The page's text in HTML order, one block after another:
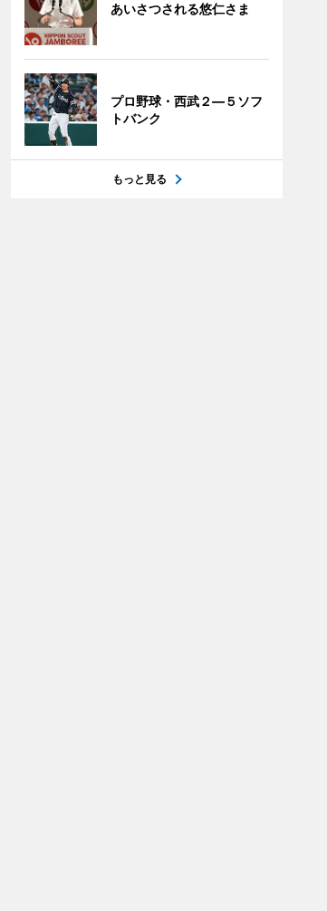
あいさつされる悠仁さま
プロ野球・西武２―５ソフ
トバンク
もっと見る